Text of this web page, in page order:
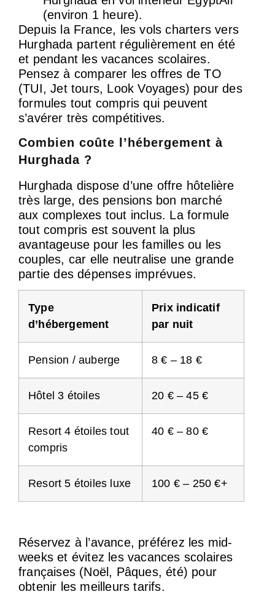
(environ 1 heure).
Depuis la France, les vols charters vers
Hurghada partent régulièrement en été
et pendant les vacances scolaires.
Pensez à comparer les offres de TO
(TUI, Jet tours, Look Voyages) pour des
formules tout compris qui peuvent
s’avérer très compétitives.
Combien coûte l’hébergement à
Hurghada ?
Hurghada dispose d’une offre hôtelière
très large, des pensions bon marché
aux complexes tout inclus. La formule
tout compris est souvent la plus
avantageuse pour les familles ou les
couples, car elle neutralise une grande
partie des dépenses imprévues.
Type
d’hébergement
Prix indicatif
par nuit
Pension / auberge 8 € – 18 €
Hôtel 3 étoiles 20 € – 45 €
Resort 4 étoiles tout
compris
40 € – 80 €
Resort 5 étoiles luxe 100 € – 250 €+
Réservez à l’avance, préférez les mid-
weeks et évitez les vacances scolaires
françaises (Noël, Pâques, été) pour
obtenir les meilleurs tarifs.